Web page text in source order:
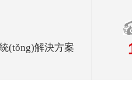
(tǒng)解決方案